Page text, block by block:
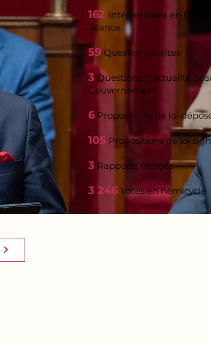
162 Interventions en
Séance
59 Questions écrites​
3 Questions d'actualité
Gouvernement​
6 Propositions de loi
105 Propositions de loi
3 Rapports rédigés
3 246 Votes en hémicycle